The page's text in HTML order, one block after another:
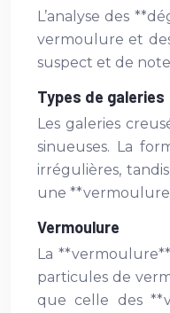
L’analyse des
vermoulure et
suspect et de
Types de galeries
Les galeries
sinueuses. La
irrégulières,
une
Vermoulure
La
particules de
que celle des